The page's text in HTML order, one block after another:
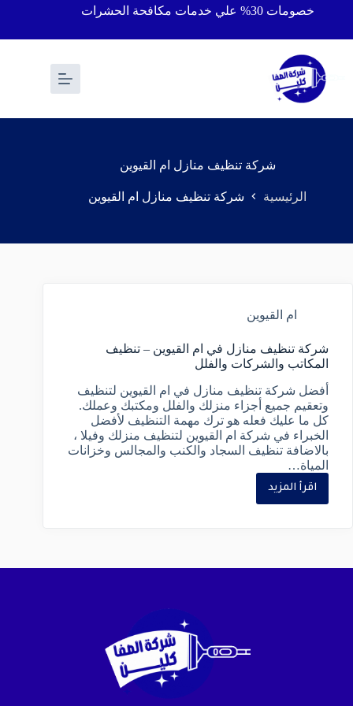
خصومات 30% علي خدمات مكافحة الحشرات
شركة تنظيف منازل ام القيوين
الرئيسية شركة تنظيف منازل ام القيوين
ام القيوين
شركة تنظيف منازل في ام القيوين – تنظيف
المكاتب والشركات والفلل
أفضل شركة تنظيف منازل في ام القيوين لتنظيف
وتعقيم جميع أجزاء منزلك والفلل ومكتبك وعملك.
كل ما عليك فعله هو ترك مهمة التنظيف لأفضل
الخبراء في شركة ام القيوين لتنظيف منزلك وفيلا ،
بالاضافة تنظيف السجاد والكنب والمجالس وخزانات
المياة…
اقرأ المزيد